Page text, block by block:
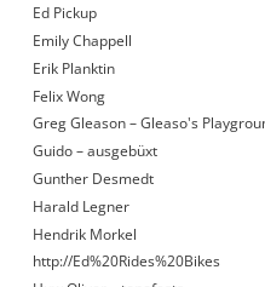
Ed Pickup
Emily Chappell
Erik Planktin
Felix Wong
Greg Gleason – Gleaso's
Guido – ausgebüxt
Gunther Desmedt
Harald Legner
Hendrik Morkel
http://Ed%20Rides%20Bikes